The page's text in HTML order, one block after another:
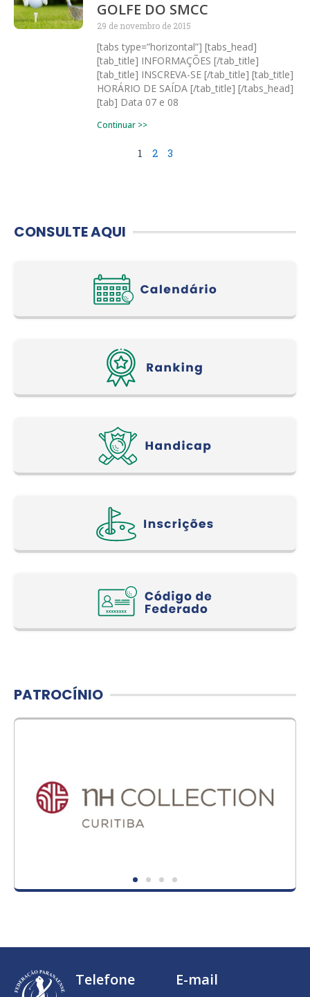
GOLFE DO SMCC
29 de novembro de 2015
[tabs type=”horizontal”] [tabs_head]
[tab_title] INFORMAÇÕES [/tab_title]
[tab_title] INSCREVA-SE [/tab_title] [tab_title]
HORÁRIO DE SAÍDA [/tab_title] [/tabs_head]
[tab] Data 07 e 08
Continuar >>
1 2 3
CONSULTE AQUI
PATROCÍNIO
Telefone E-mail